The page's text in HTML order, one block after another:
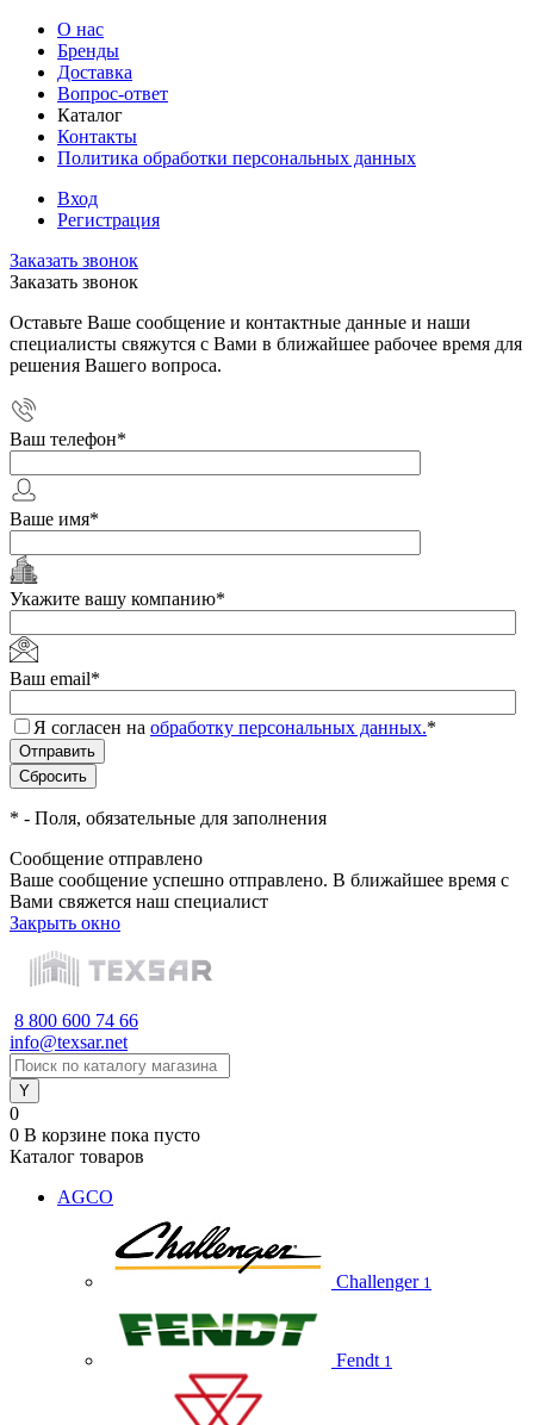
О нас
Бренды
Доставка
Вопрос-ответ
Каталог
Контакты
Политика обработки персональных данных
Вход
Регистрация
Заказать звонок
Заказать звонок
Оставьте Ваше сообщение и контактные данные и наши
специалисты свяжутся с Вами в ближайшее рабочее время для
решения Вашего вопроса.
Ваш телефон*
Ваше имя*
Укажите вашу компанию*
Ваш email*
Я согласен на обработку персональных данных.*
* - Поля, обязательные для заполнения
Сообщение отправлено
Ваше сообщение успешно отправлено. В ближайшее время с
Вами свяжется наш специалист
Закрыть окно
8 800 600 74 66
info@texsar.net
0
0 В корзине пока пусто
Каталог товаров
AGCO
Challenger 1
Fendt 1